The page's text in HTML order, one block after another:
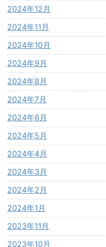
2024年12月
2024年11月
2024年10月
2024年9月
2024年8月
2024年7月
2024年6月
2024年5月
2024年4月
2024年3月
2024年2月
2024年1月
2023年11月
2023年10月